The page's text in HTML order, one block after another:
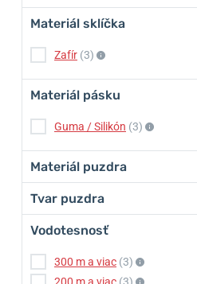
Materiál sklíčka
Zafír (3)
Materiál pásku
Guma / Silikón (3)
Materiál puzdra
Tvar puzdra
Vodotesnosť
300 m a viac (3)